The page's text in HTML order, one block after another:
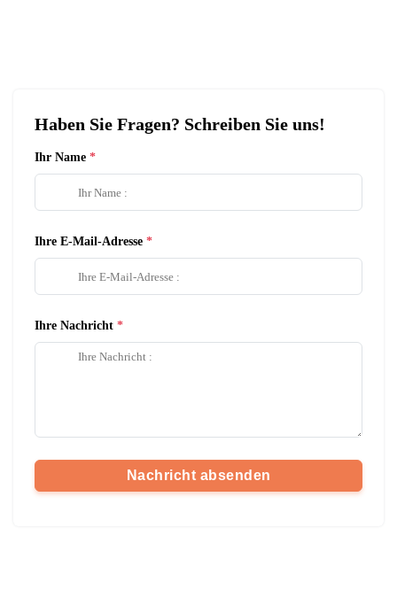
Haben Sie Fragen? Schreiben Sie uns!
Ihr Name
Ihre E-Mail-Adresse
Ihre Nachricht
Nachricht absenden